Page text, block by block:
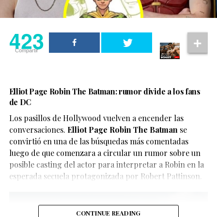
IA se han vuelto cada vez más populares, permitiendo
inéditas entre personajes de franquicias famosas,
aunque también han abierto el debate sobre la
necesidad de identificar claramente este tipo de
En este caso, el objetivo del video parece ser
únicamente divertir a los seguidores de X-Men, quienes
han convertido el clip en uno de los contenidos virales
del momento.
423
Compartir
Elliot Page Robin The Batman: rumor divide a los fans
de DC
Los pasillos de Hollywood vuelven a encender las
conversaciones. Elliot Page Robin The Batmanse
convirtió en una de las búsquedas más comentadas
luego de que comenzara a circular un rumor sobre un
posible casting del actor para interpretar a Robin en la
esperada secuela protagonizada por Robert Pattinson.
CONTINUE READING